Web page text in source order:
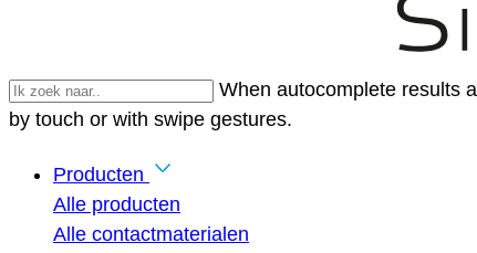
When autocomplete results
by touch or with swipe gestures.
Producten
Alle producten
Alle contactmaterialen